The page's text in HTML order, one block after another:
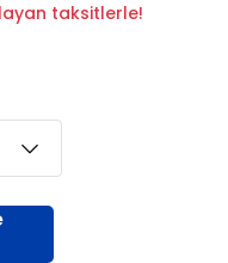
taksitlerle!